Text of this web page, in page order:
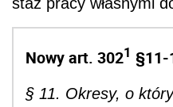
staż pracy własnymi
Nowy art. 3021 §11-
§ 11. Okresy, o